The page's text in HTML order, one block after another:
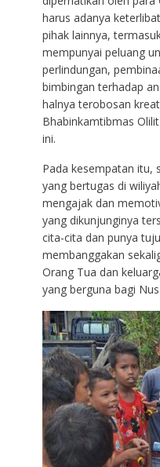
harus adanya
pihak lainnya,
mempunyai peluang
perlindungan,
bimbingan terhadap
halnya terobosan
Bhabinkamtibmas
ini.
Pada kesempatan itu,
yang bertugas di
mengajak dan
yang dikunjunginya
cita-cita dan punya
membanggakan
Orang Tua dan
yang berguna bagi